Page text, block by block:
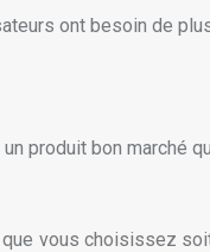
ont besoin de
produit bon marché
vous choisissez